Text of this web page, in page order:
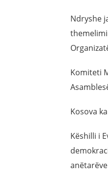
Ndryshe
Komiteti
Kosova
Këshilli i